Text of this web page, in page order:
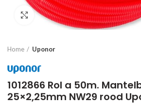
Click to enlarge
Home Uponor
1012866 Rol a 50m.
25×2,25mm NW29 rood